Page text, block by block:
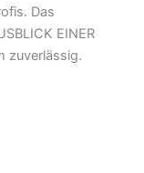
Das
EINER
zuverlässig.